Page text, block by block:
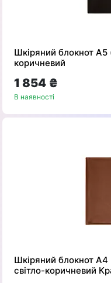
Шкіряний блокнот
коричневий
1 854 ₴
В наявності
Шкіряний блокнот
світло-коричневий